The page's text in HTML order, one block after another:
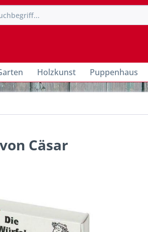
Holzkunst Puppenhaus
Cäsar